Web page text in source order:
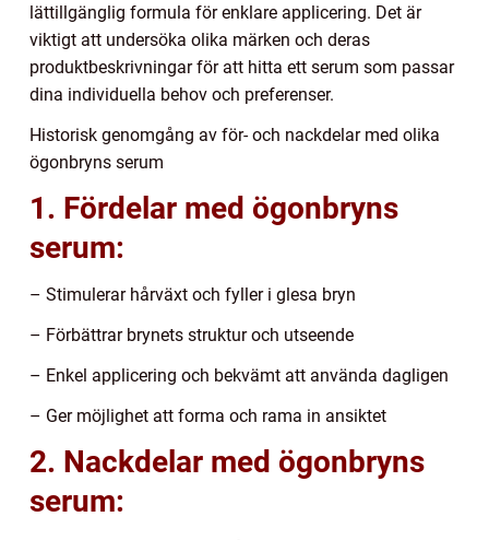
lättillgänglig formula för enklare applicering. Det är
viktigt att undersöka olika märken och deras
produktbeskrivningar för att hitta ett serum som passar
dina individuella behov och preferenser.
Historisk genomgång av för- och nackdelar med olika
ögonbryns serum
1. Fördelar med ögonbryns
serum:
– Stimulerar hårväxt och fyller i glesa bryn
– Förbättrar brynets struktur och utseende
– Enkel applicering och bekvämt att använda dagligen
– Ger möjlighet att forma och rama in ansiktet
2. Nackdelar med ögonbryns
serum: